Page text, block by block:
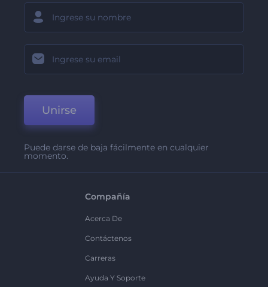
Unirse
Puede darse de baja fácilmente en cualquier
momento.
Compañía
Acerca De
Contáctenos
Carreras
Ayuda Y Soporte